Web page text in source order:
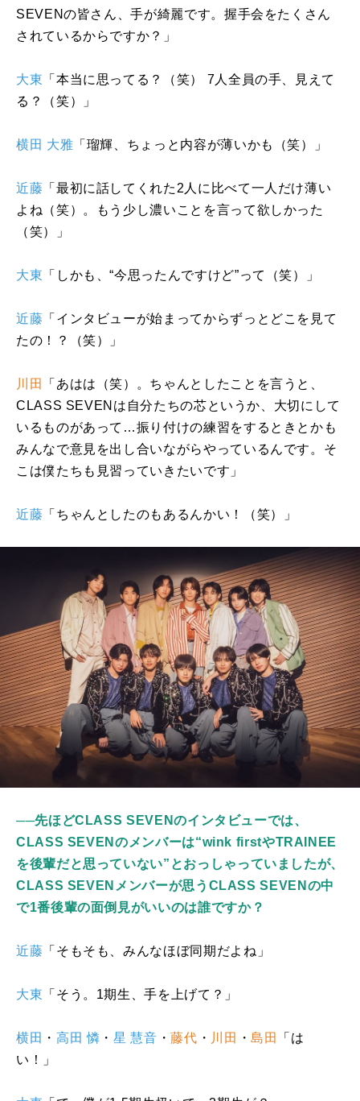
SEVENの皆さん、手が綺麗です。握手会をたくさん
されているからですか？」
大東 「本当に思ってる？（笑） 7人全員の手、見えて
る？（笑）」
横田 大雅 「瑠輝、ちょっと内容が薄いかも（笑）」
近藤 「最初に話してくれた2人に比べて一人だけ薄い
よね（笑）。もう少し濃いことを言って欲しかった
（笑）」
大東 「しかも、“今思ったんですけど”って（笑）」
近藤 「インタビューが始まってからずっとどこを見て
たの！？（笑）」
川田
「あはは（笑）。ちゃんとしたことを言うと、
CLASS SEVEN は自分たちの芯というか、大切にして
いるものがあって…振り付けの練習をするときとかも
みんなで意見を出し合いながらやっているんです。そ
こは僕たちも見習っていきたいです」
近藤 「ちゃんとしたのもあるんかい！（笑）」
──先ほどCLASS SEVENのインタビューでは、
CLASS SEVENのメンバーは“wink firstやTRAINEE
を後輩だと思っていない”とおっしゃっていましたが、
CLASS SEVENメンバーが思うCLASS SEVENの中
で1番後輩の面倒見がいいのは誰ですか？
近藤 「そもそも、みんなほぼ同期だよね」
大東 「そう。 1期生、手を上げて？」
横田 ・ 高田 憐 ・星 慧音 ・藤代 ・ 川田 ・島田
「は
い！」